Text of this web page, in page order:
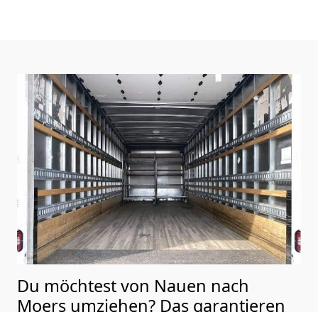
Du möchtest von Nauen nach
Moers umziehen? Das garantieren